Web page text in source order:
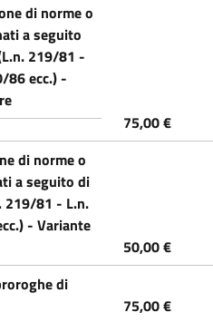
di norme o
a seguito
219/81 -
86 ecc.) -
75,00 €
di norme o
a seguito di
219/81 - L.n.
- Variante
50,00 €
di
75,00 €